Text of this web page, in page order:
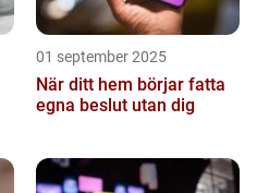
01 september 2025
När ditt hem börjar fatta
egna beslut utan dig